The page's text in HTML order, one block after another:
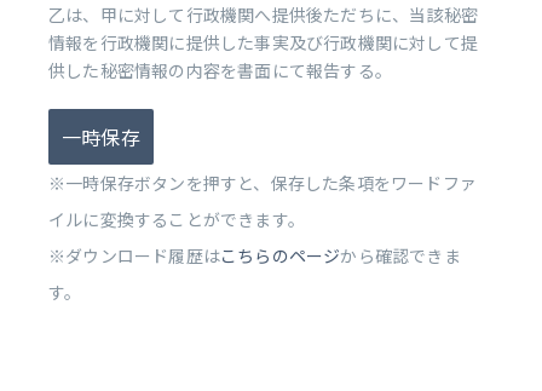
乙は、甲に対して行政機関へ提供後ただちに、当該秘密
情報を行政機関に提供した事実及び行政機関に対して提
供した秘密情報の内容を書面にて報告する。
一時保存
※一時保存ボタンを押すと、保存した条項をワードファ
イルに変換することができます。
※ダウンロード履歴はこちらのページから確認できま
す。